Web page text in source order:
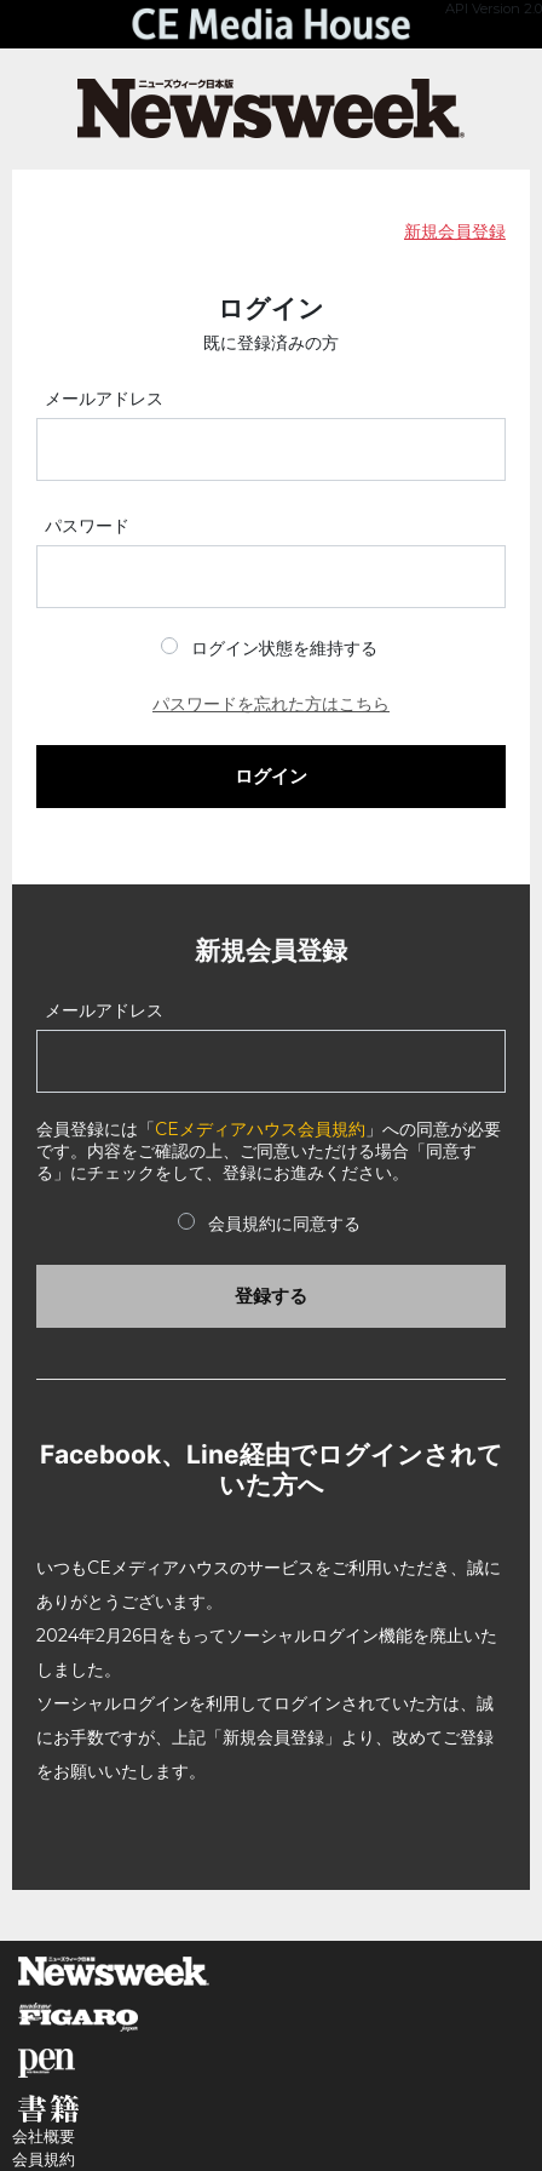
API Version 2.0
新規会員登録
ログイン
既に登録済みの方
メールアドレス
パスワード
ログイン状態を維持する
パスワードを忘れた方はこちら
ログイン
新規会員登録
メールアドレス
会員登録には「CEメディアハウス会員規約 」への同意が必要
です。内容をご確認の上、ご同意いただける場合「同意す
る」にチェックをして、登録にお進みください。
会員規約に同意する
登録する
Facebook、Line経由でログインされて
いた方へ
いつもCEメディアハウスのサービスをご利用いただき、誠に
ありがとうございます。
2024年2月26日をもってソーシャルログイン機能を廃止いた
しました。
ソーシャルログインを利用してログインされていた方は、誠
にお手数ですが、上記「新規会員登録」より、改めてご登録
をお願いいたします。
会社概要
会員規約